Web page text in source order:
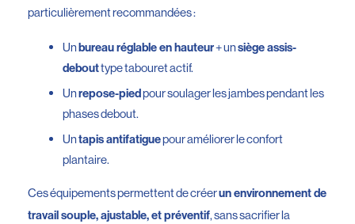
particulièrement recommandées :
Unbureau réglable en hauteur+ unsiège assis-
debouttype tabouret actif.
Unrepose-piedpour soulager les jambes pendant les
phases debout.
Untapis antifatiguepour améliorer le confort
plantaire.
Ces équipements permettent de créerun environnement de
travail souple, ajustable, et préventif, sans sacrifier la